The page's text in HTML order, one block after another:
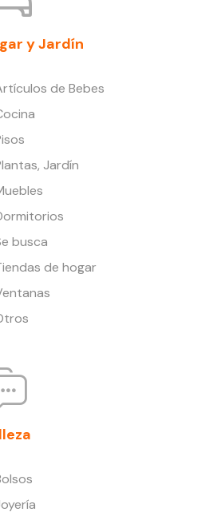
y Jardín
de Bebes
Jardín
busca
de hogar